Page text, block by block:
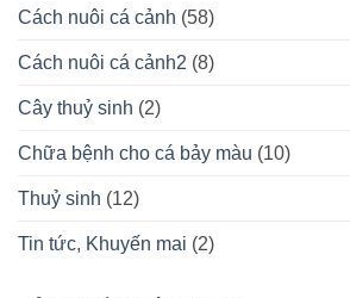
Cách nuôi cá cảnh (58)
Cách nuôi cá cảnh2 (8)
Cây thuỷ sinh (2)
Chữa bệnh cho cá bảy màu (10)
Thuỷ sinh (12)
Tin tức, Khuyến mai (2)